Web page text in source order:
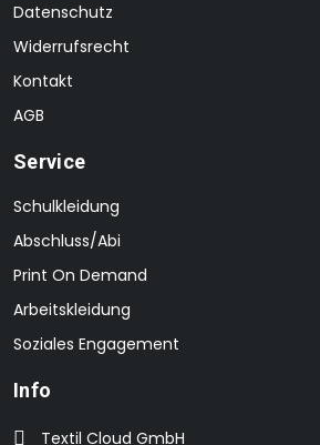
Datenschutz
Widerrufsrecht
Kontakt
AGB
Service
Schulkleidung
Abschluss/Abi
Print On Demand
Arbeitskleidung
Soziales Engagement
Info
Textil Cloud GmbH